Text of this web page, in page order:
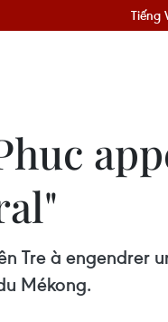
Tiếng
Tre à engendrer
Mékong.